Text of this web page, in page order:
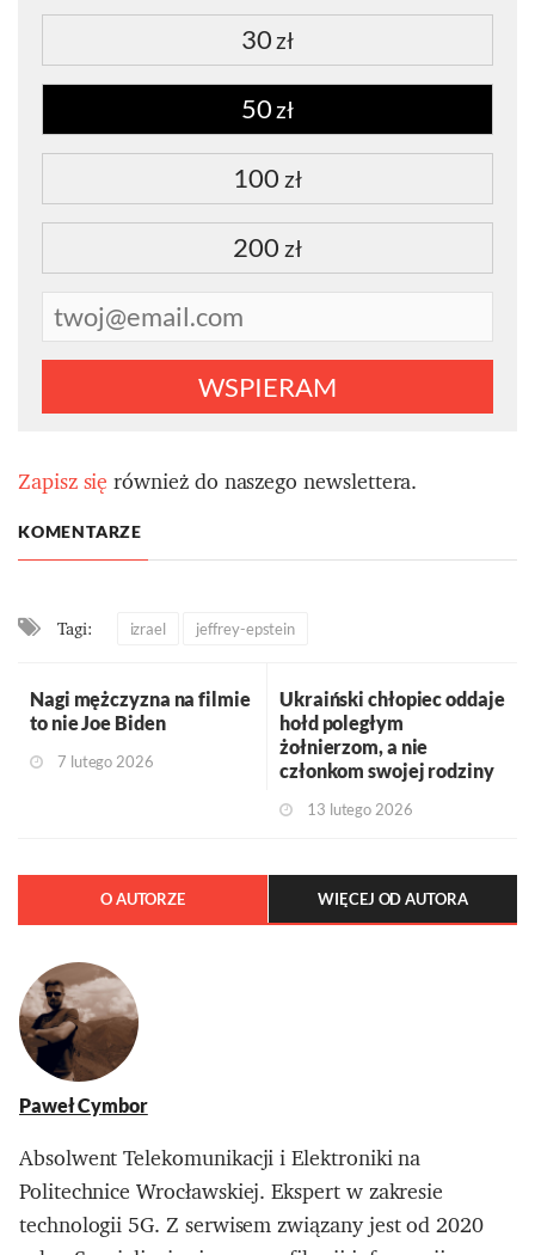
30 zł
50 zł
100 zł
200 zł
WSPIERAM
Zapisz sięrównież do naszego newslettera.
KOMENTARZE
Tagi: izrael jeffrey-epstein
Nagi mężczyzna na filmie
to nie Joe Biden
7 lutego 2026
Ukraiński chłopiec oddaje
hołd poległym
żołnierzom, a nie
członkom swojej rodziny
13 lutego 2026
O AUTORZE WIĘCEJ OD AUTORA
Paweł Cymbor
Absolwent Telekomunikacji i Elektroniki na
Politechnice Wrocławskiej. Ekspert w zakresie
technologii 5G. Z serwisem związany jest od 2020